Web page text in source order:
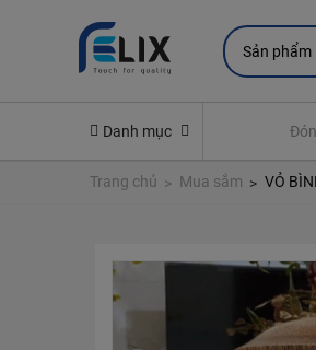
Sản phẩm
Danh mục
Yêu cầu quyền lợi bảo hiểm
Trang chủ Mua sắm VỎ